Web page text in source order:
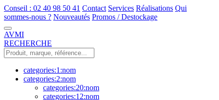
Conseil : 02 40 98 50 41 Contact Services Réalisations Qui
sommes-nous ? Nouveautés Promos / Destockage
AVMI
RECHERCHE
categories:1:nom
categories:2:nom
categories:20:nom
categories:12:nom